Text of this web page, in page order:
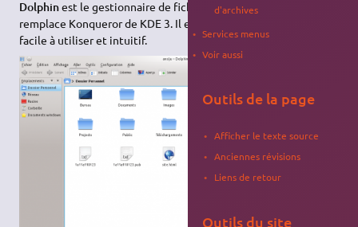
Dolphinest le gestionnaire de fichiers par Défaut de KDE 4+. Il
remplace Konqueror de KDE 3. Il est très puissant bien que
facile à utiliser et intuitif.
d'archives
Services menus
Voir aussi
Outils de la page
Afficher le texte source
Anciennes révisions
Liens de retour
Outils du site